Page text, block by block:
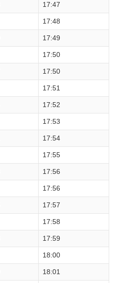
17:47
17:48
17:49
17:50
17:50
17:51
17:52
17:53
17:54
17:55
17:56
17:56
17:57
17:58
17:59
18:00
18:01